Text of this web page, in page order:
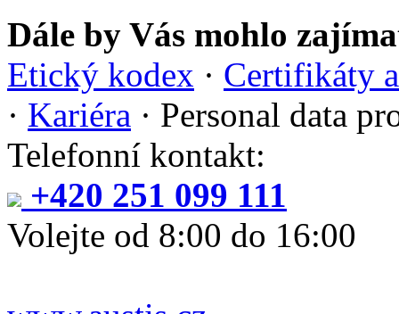
Dále by Vás mohlo
Etický kodex · Certifikáty
· Kariéra · Personal data
Telefonní kontakt:
+420 251 099 111
Volejte od 8:00 do 16:00